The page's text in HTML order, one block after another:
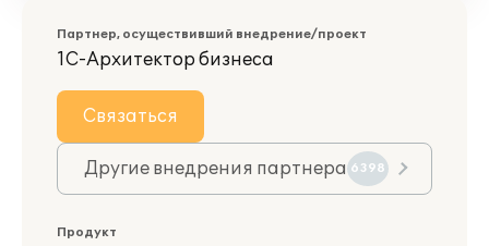
Партнер, осуществивший внедрение/проект
1С-Архитектор бизнеса
Связаться
Другие внедрения партнера 6398
Продукт